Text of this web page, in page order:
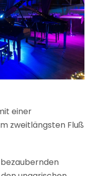
einer
zweitlängsten Fluß